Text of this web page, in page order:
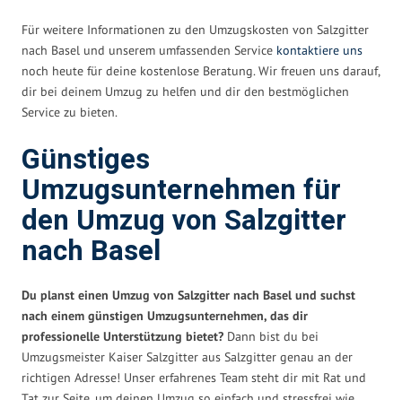
Für weitere Informationen zu den Umzugskosten von Salzgitter
nach Basel und unserem umfassenden Service kontaktiere uns
noch heute für deine kostenlose Beratung. Wir freuen uns darauf,
dir bei deinem Umzug zu helfen und dir den bestmöglichen
Service zu bieten.
Günstiges
Umzugsunternehmen für
den Umzug von Salzgitter
nach Basel
Du planst einen Umzug von Salzgitter nach Basel und suchst
nach einem günstigen Umzugsunternehmen, das dir
professionelle Unterstützung bietet? Dann bist du bei
Umzugsmeister Kaiser Salzgitter aus Salzgitter genau an der
richtigen Adresse! Unser erfahrenes Team steht dir mit Rat und